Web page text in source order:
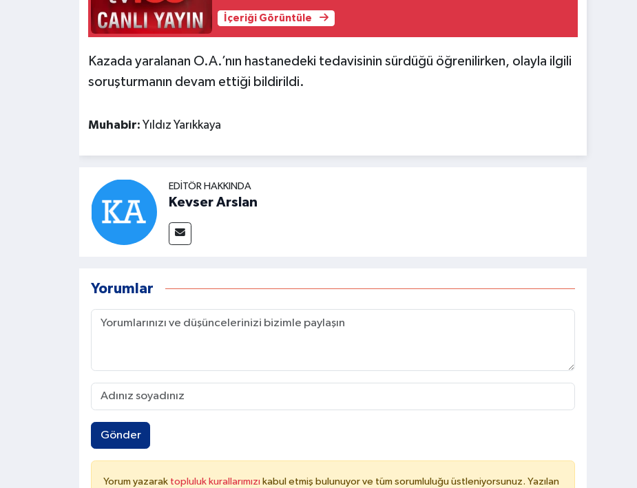
İçeriği Görüntüle
Kazada yaralanan O.A.’nın hastanedeki tedavisinin sürdüğü öğrenilirken, olayla ilgili
soruşturmanın devam ettiği bildirildi.
Muhabir: Yıldız Yarıkkaya
EDITÖR HAKKINDA
Kevser Arslan
Yorumlar
Gönder
Yorum yazarak topluluk kurallarımızı kabul etmiş bulunuyor ve tüm sorumluluğu üstleniyorsunuz. Yazılan